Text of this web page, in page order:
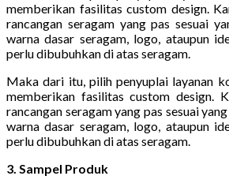
memberikan fasilitas custom design.
rancangan seragam yang pas sesuai
warna dasar seragam, logo, ataupun
perlu dibubuhkan di atas seragam.
Maka dari itu, pilih penyuplai layanan
memberikan fasilitas custom design.
rancangan seragam yang pas sesuai
warna dasar seragam, logo, ataupun
perlu dibubuhkan di atas seragam.
3. Sampel Produk